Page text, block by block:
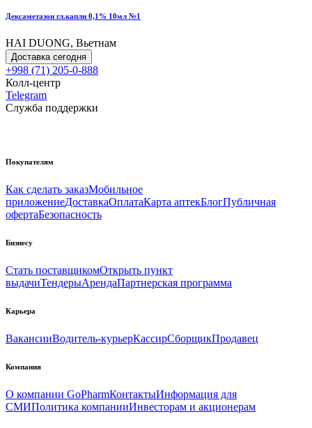
Дексаметазон гл.капли 0,1% 10мл №1
HAI DUONG, Вьетнам
Доставка сегодня
+998 (71) 205-0-888
Колл-центр
Telegram
Служба поддержки
Покупателям
Как сделать заказМобильное
приложениеДоставкаОплатаКарта аптекБлогПубличная
офертаБезопасность
Бизнесу
Стать поставщикомОткрыть пункт
выдачиТендерыАрендаПартнерская программа
Карьера
ВакансииВодитель-курьерКассирСборщикПродавец
Компания
О компании GoPharmКонтактыИнформация для
СМИПолитика компанииИнвесторам и акционерам